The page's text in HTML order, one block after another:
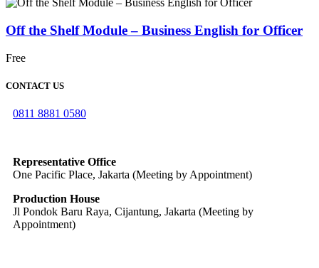
Off the Shelf Module – Business English for Officer
Free
CONTACT US
0811 8881 0580
Representative Office
One Pacific Place, Jakarta (Meeting by Appointment)
Production House
Jl Pondok Baru Raya, Cijantung, Jakarta (Meeting by
Appointment)